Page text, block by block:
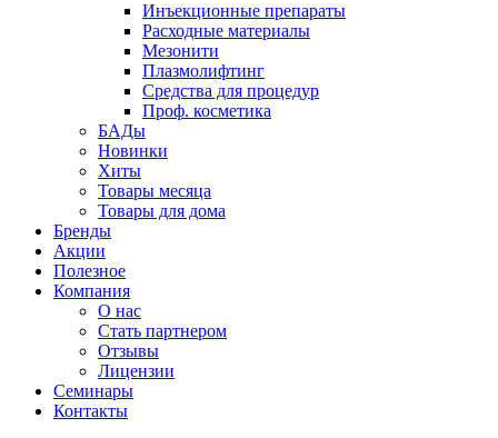
Инъекционные препараты
Расходные материалы
Мезонити
Плазмолифтинг
Средства для процедур
Проф. косметика
БАДы
Новинки
Хиты
Товары месяца
Товары для дома
Бренды
Акции
Полезное
Компания
О нас
Стать партнером
Отзывы
Лицензии
Семинары
Контакты